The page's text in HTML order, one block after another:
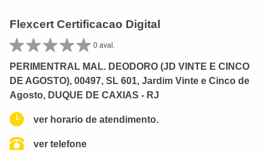
Flexcert Certificacao Digital
0 aval.
PERIMENTRAL MAL. DEODORO (JD VINTE E CINCO
DE AGOSTO), 00497, SL 601, Jardim Vinte e Cinco de
Agosto, DUQUE DE CAXIAS - RJ
ver horario de atendimento.
ver telefone